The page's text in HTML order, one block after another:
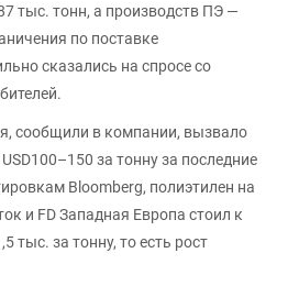
тыс. тонн, а производств ПЭ —
по поставке
сказались на спросе со
сообщили в компании, вызвало
за тонну за последние
Bloomberg, полиэтилен на
и FD Западная Европа стоил к
тыс. за тонну, то есть рост